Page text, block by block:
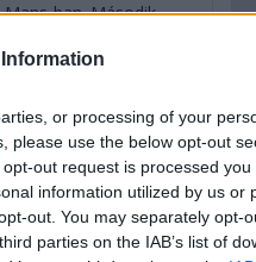
or processing of your
please use the below opt-out
out request is processed you
information utilized by us or
out. You may separately opt-
parties on the IAB’s list of
ban. Második
a #93-as
Kevin Estre és
hogy minden
olyan nevezője nyeri,
Fordja, a
a Team Project 1
az újabb erős